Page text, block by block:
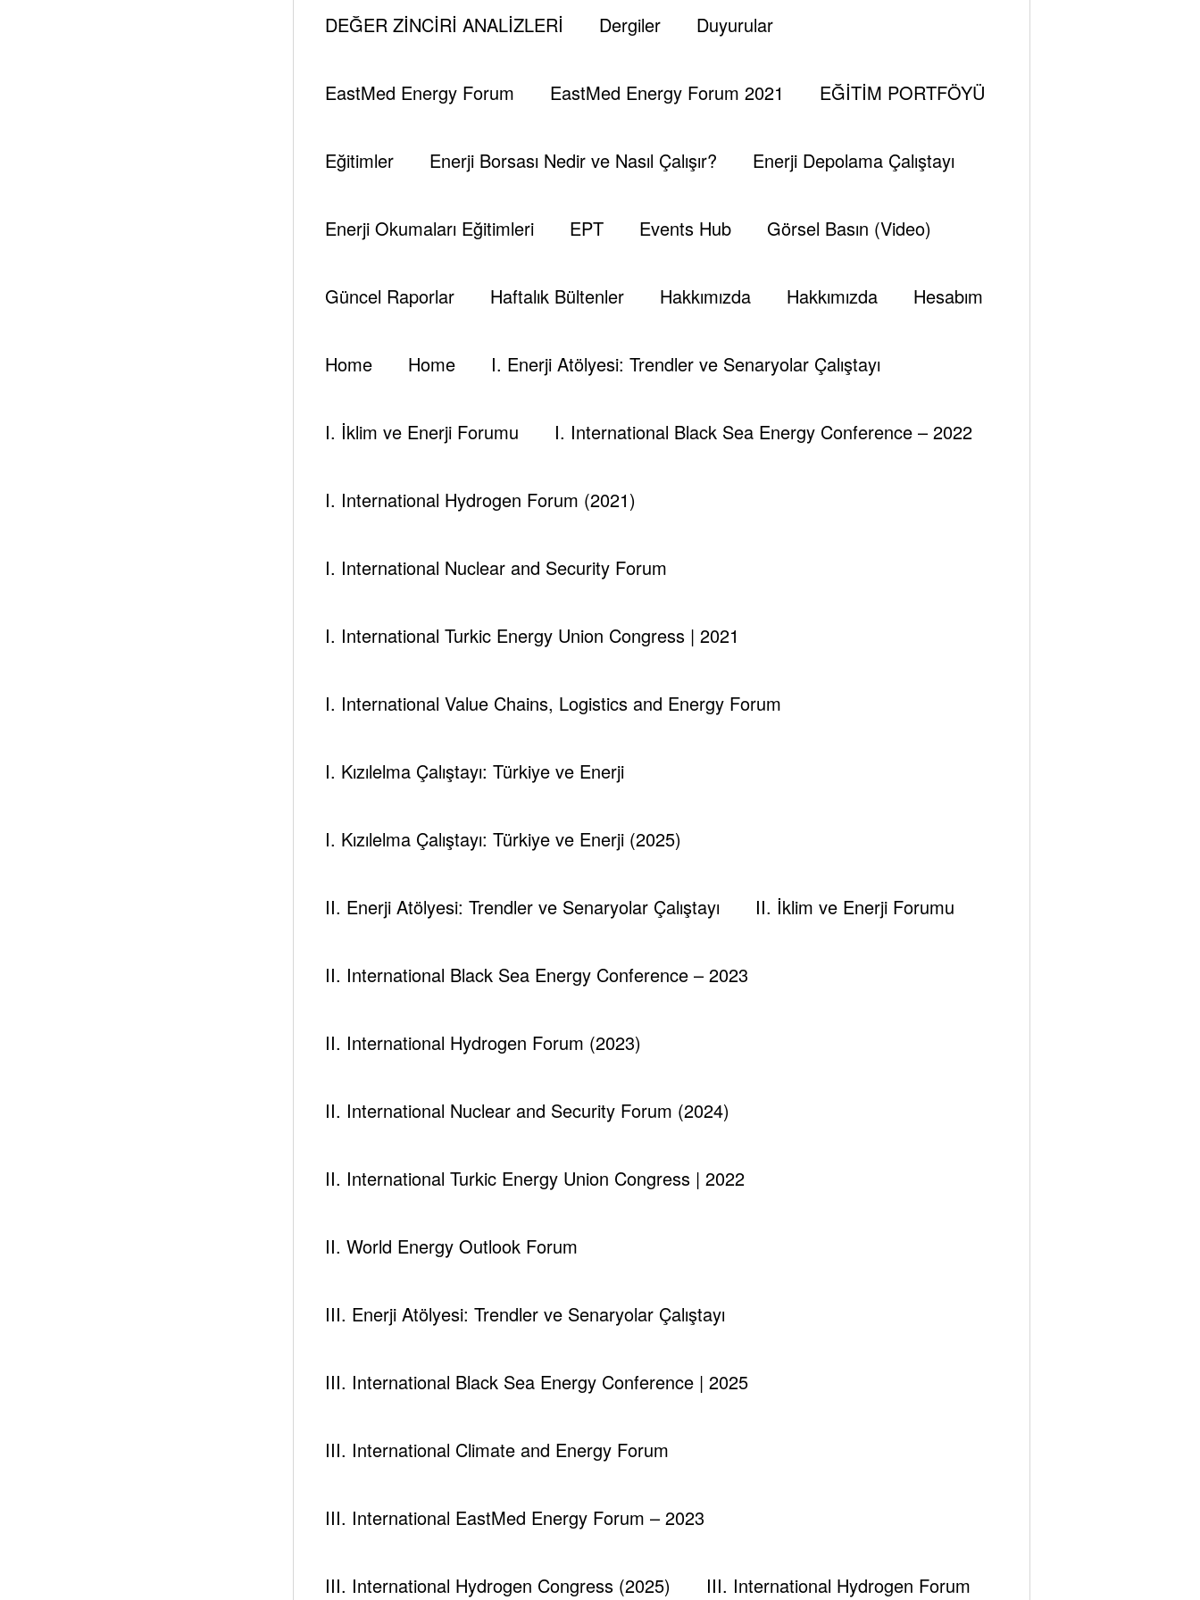
DEĞER ZİNCİRİ ANALİZLERİ Dergiler Duyurular
EastMed Energy Forum EastMed Energy Forum 2021 EĞİTİM PORTFÖYÜ
Eğitimler Enerji Borsası Nedir ve Nasıl Çalışır? Enerji Depolama Çalıştayı
Enerji Okumaları Eğitimleri EPT Events Hub Görsel Basın (Video)
Güncel Raporlar Haftalık Bültenler Hakkımızda Hakkımızda Hesabım
Home Home I. Enerji Atölyesi: Trendler ve Senaryolar Çalıştayı
I. İklim ve Enerji Forumu I. International Black Sea Energy Conference – 2022
I. International Hydrogen Forum (2021)
I. International Nuclear and Security Forum
I. International Turkic Energy Union Congress | 2021
I. International Value Chains, Logistics and Energy Forum
I. Kızılelma Çalıştayı: Türkiye ve Enerji
I. Kızılelma Çalıştayı: Türkiye ve Enerji (2025)
II. Enerji Atölyesi: Trendler ve Senaryolar Çalıştayı II. İklim ve Enerji Forumu
II. International Black Sea Energy Conference – 2023
II. International Hydrogen Forum (2023)
II. International Nuclear and Security Forum (2024)
II. International Turkic Energy Union Congress | 2022
II. World Energy Outlook Forum
III. Enerji Atölyesi: Trendler ve Senaryolar Çalıştayı
III. International Black Sea Energy Conference | 2025
III. International Climate and Energy Forum
III. International EastMed Energy Forum – 2023
III. International Hydrogen Congress (2025) III. International Hydrogen Forum
ülkedeki iç dengelerdeki ABD parmağının da varlığını aşikar etmiştir.
ettiği demeci, yeni veliahtın ne derece güdümlü ve tehlikeli olduğunu göstermektedir.
kendilerine hizmet edeceğinden emindir. Hatta bin Selman İsrail’in Gazze’deki Filistinlilere uyguladığı göç politikalarını da finansal olarak desteklemektedir.”
Peki yeni 1. Veliaht Muhammed bin Selman kimdir?
Bin Selman, genç, risk almaktan çekinmeyen, cürretkar, tecrübesizliğine rağmen kariyer basamaklarını hızla çıkan hali hazırdaki Suudi kralının oğludur. Yeni
kralın yaklaşık 2 ay önce görevi devralması ile birlikte 2. Veliaht prens ve ülkenin savunma bakanı olarak atanmıştır.
Bakanlığı süresince, özellikle Yemen’deki Husi’lere karşı düzenlenen ve yerine göre birçok masum sivilin de öldürülmesi ile sonuçlanan hava saldırılarını
Bir Sünni birliğe liderlik edecek büyük Suudi Arabistan’ı kurma ve sonrasında da Şii İran’a karşı askeri müdahalede bulunma hayalleri,
Bu süreçte ülkedeki memur maaşları ile ilgili politikalarda yaşanan istikrarsızlıklar,
Irak ve Suriye’de bazı radikal gruplara sağladığı finansal destekler,
Bu ilişkiler neticesinde Hamas’ın kara listeye alınması,
Yemen yönetiminde etkinliğini arttırmak için yürütülen politik ve istihbarat operasyonları,
Ve üstlendiği Katar krizi sürecinin genel koordinasyonu
başarmıştır. Ve tabiki kendisine sağlanan bu destek karşısında da Orta Doğu ve Müslüman dünyasını ilgilendiren çok önemli hususlardaki emirleri de kabul
Türkiye’nin Suudi Arabistan’da bir askeri üs kurma talebinin geri çevrilmesi,
Türkiye ile giriştiği ortak askeri işbirliği planlarından vazgeçmesi,